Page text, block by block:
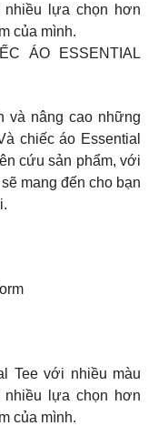
nhiều lựa chọn hơn
của mình.
ÁO ESSENTIAL
và nâng cao những
chiếc áo Essential
cứu sản phẩm, với
mang đến cho bạn
Tee với nhiều màu
nhiều lựa chọn hơn
của mình.